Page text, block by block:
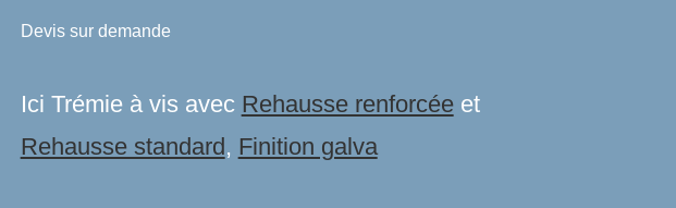
Devis sur demande
Ici Trémie à vis avec Rehausse renforcéeet
Rehausse standard, Finition galva